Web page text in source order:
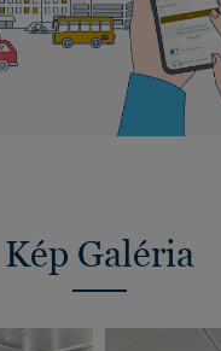
Kép Galéria